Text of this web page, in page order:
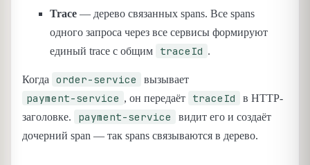
Trace — дерево связанных spans. Все spans
одного запроса через все сервисы формируют
единый trace с общим
traceId .
Когда order-service вызывает
payment-service , он передаёт traceId
в HTTP-
заголовке.
payment-service
видит его и создаёт
дочерний span — так spans связываются в дерево.